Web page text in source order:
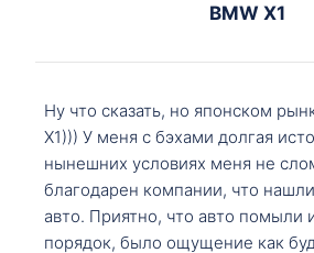
BMW X1
Ну что сказать, но японском
X1))) У меня с бэхами долгая
нынешних условиях меня не
благодарен компании, что
авто. Приятно, что авто помыли
порядок, было ощущение как